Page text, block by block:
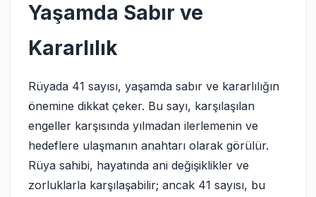
Yaşamda Sabır ve
Kararlılık
Rüyada 41 sayısı, yaşamda sabır ve kararlılığın
önemine dikkat çeker. Bu sayı, karşılaşılan
engeller karşısında yılmadan ilerlemenin ve
hedeflere ulaşmanın anahtarı olarak görülür.
Rüya sahibi, hayatında ani değişiklikler ve
zorluklarla karşılaşabilir; ancak 41 sayısı, bu